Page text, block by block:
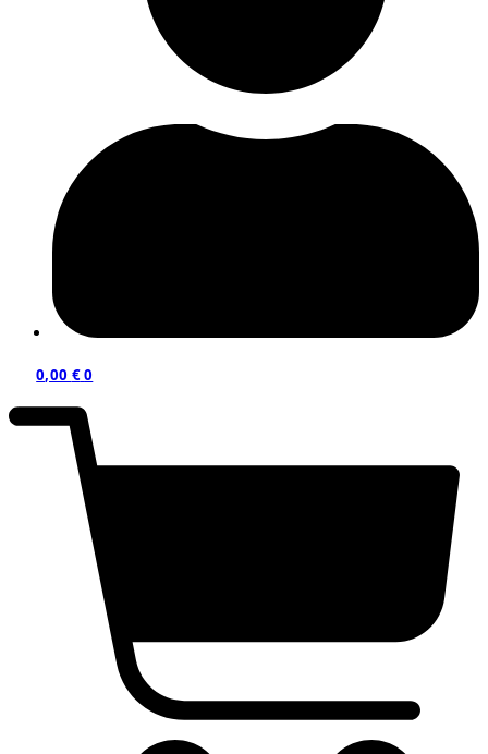
0,00 €0